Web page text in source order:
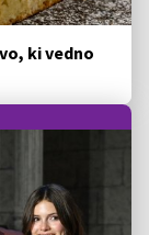
ki vedno